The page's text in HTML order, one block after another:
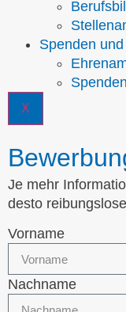
Spenden
Spenden
X
Je mehr
desto
Vorname
Nachname